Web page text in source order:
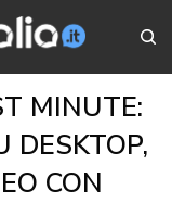
MINUTE:
DESKTOP,
CON